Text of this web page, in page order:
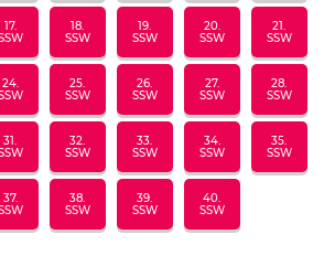
17.
18.
SSW
19.
SSW
20.
SSW
21.
SSW
24.
25.
SSW
26.
SSW
27.
SSW
28.
SSW
31.
32.
SSW
33.
SSW
34.
SSW
35.
SSW
37.
38.
SSW
39.
SSW
40.
SSW